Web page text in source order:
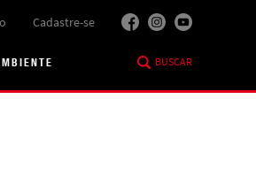
Cadastre-se
BUSCAR